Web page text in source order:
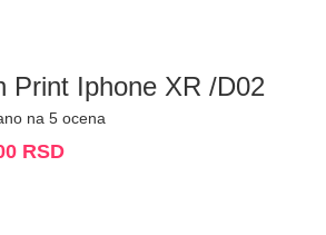
Print Iphone XR /D02
na 5 ocena
RSD